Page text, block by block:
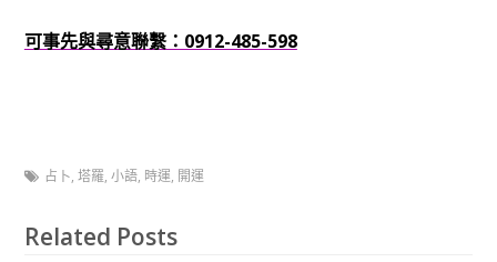
可事先與尋意聯繫：0912-485-598
占卜, 塔羅, 小語, 時運, 開運
Related Posts